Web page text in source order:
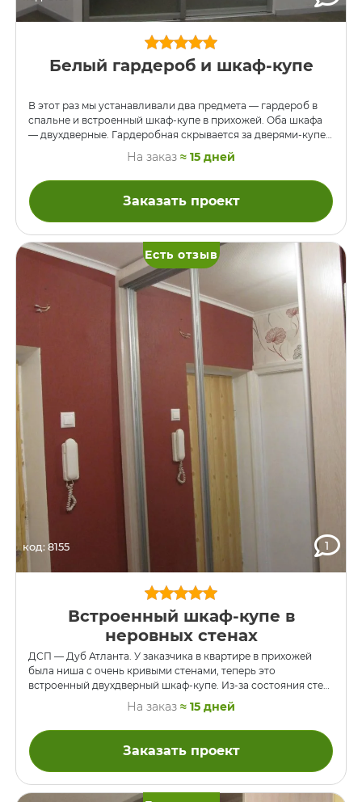
Белый гардероб и шкаф-купе
В этот раз мы устанавливали два предмета — гардероб в
спальне и встроенный шкаф-купе в прихожей. Оба шкафа
— двухдверные. Гардеробная скрывается за дверями-купе
с наполнением из матового стекла, а за дверями из
дымчатого зеркала — встроенный шкаф. ДСП — Нимфея
Альба, от обычного белого этот цвет отличается, так
сказать, повышенной белизной. В гардеробной на стоевых
сделали подсветку из небольших светильников со
светодиодной лентой, а провода спрятали в пазах в задних
торцах деталей. Направляющие ящиков — BLUM.
На заказ ≈ 15 дней
Заказать проект
код: 8155 1
Есть отзыв
Встроенный шкаф-купе в
неровных стенах
ДСП — Дуб Атланта. У заказчика в квартире в прихожей
была ниша с очень кривыми стенами, теперь это
встроенный двухдверный шкаф-купе. Из-за состояния стен
этот шкаф делался целиком, как невстроенный, а потом
задвигался в нишу. Щели и расстояния между стенами и
шкафом прикрыты планками-наличниками, которые
подрезались в размер по факту. На потолке сверху слева
есть щель, это из-за «горба», её прикроют потолочным
плинтусом и всё будет ОК. Выдвижные ящики сделаны на
невидимых направляющих TANDEM фирмы BLUM.
На заказ ≈ 15 дней
Заказать проект